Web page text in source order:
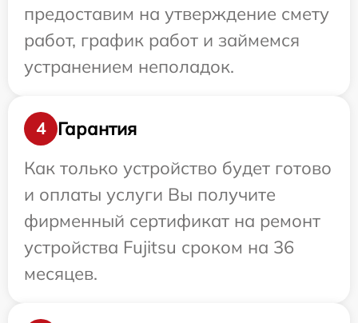
предоставим на утверждение смету
работ, график работ и займемся
устранением неполадок.
4
Гарантия
Как только устройство будет готово
и оплаты услуги Вы получите
фирменный сертификат на ремонт
устройства Fujitsu сроком на 36
месяцев.